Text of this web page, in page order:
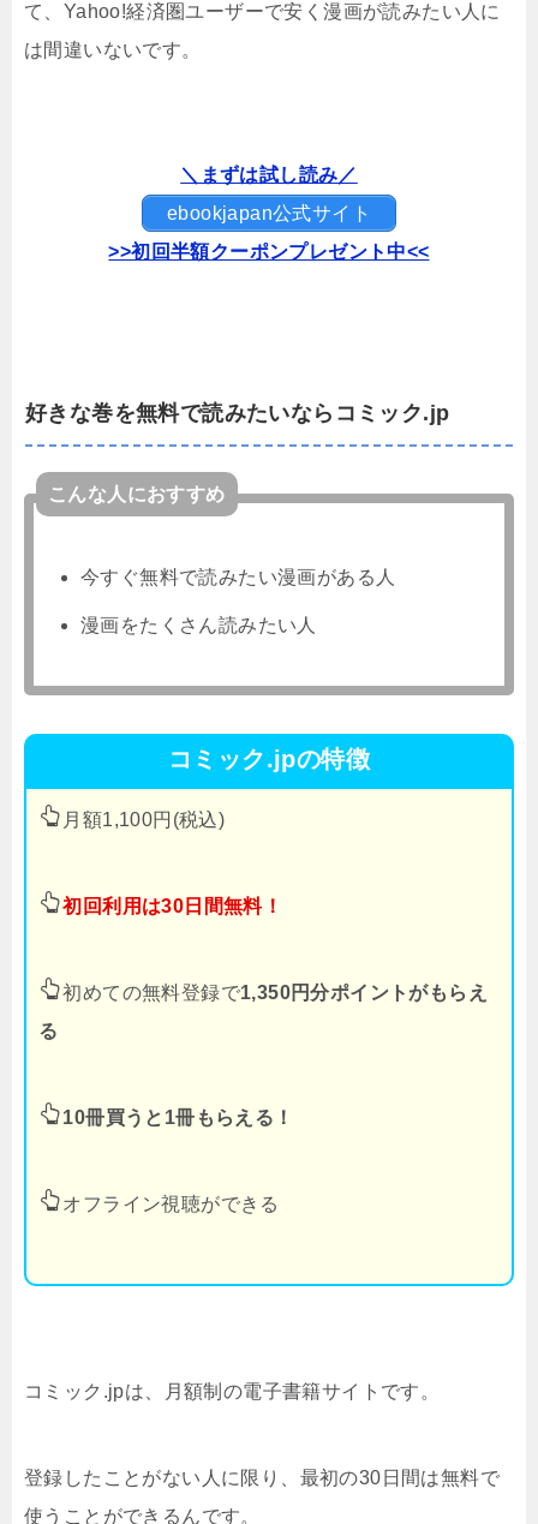
て、Yahoo!経済圏ユーザーで安く漫画が読みたい人に
は間違いないです。
＼まずは試し読み／
ebookjapan公式サイト
>>初回半額クーポンプレゼント中<<
好きな巻を無料で読みたいならコミック.jp
こんな人におすすめ
今すぐ無料で読みたい漫画がある人
漫画をたくさん読みたい人
コミック.jpの特徴
月額1,100円(税込)
初回利用は30日間無料！
初めての無料登録で1,350円分ポイントがもらえ
る
10冊買うと1冊もらえる！
オフライン視聴ができる
コミック.jpは、月額制の電子書籍サイトです。
登録したことがない人に限り、最初の30日間は無料で
使うことができるんです。